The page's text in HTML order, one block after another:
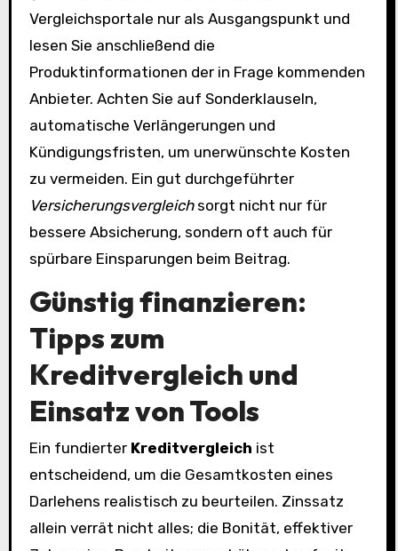
Vergleichsportale nur als Ausgangspunkt und
lesen Sie anschließend die
Produktinformationen der in Frage kommenden
Anbieter. Achten Sie auf Sonderklauseln,
automatische Verlängerungen und
Kündigungsfristen, um unerwünschte Kosten
zu vermeiden. Ein gut durchgeführter
Versicherungsvergleichsorgt nicht nur für
bessere Absicherung, sondern oft auch für
spürbare Einsparungen beim Beitrag.
Günstig finanzieren:
Tipps zum
Kreditvergleich und
Einsatz von Tools
Ein fundierter Kreditvergleich ist
entscheidend, um die Gesamtkosten eines
Darlehens realistisch zu beurteilen. Zinssatz
allein verrät nicht alles; die Bonität, effektiver